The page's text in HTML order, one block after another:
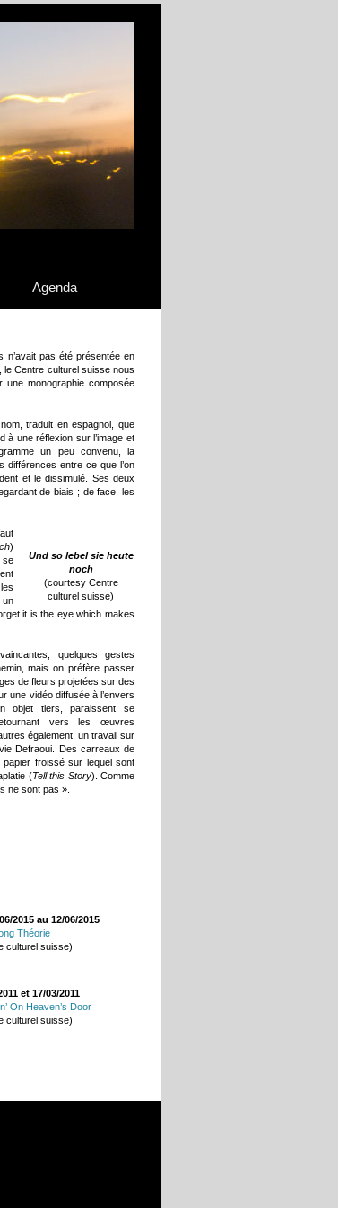
Agenda
pas été présentée en
Centre culturel suisse nous
une monographie composée
traduit en espagnol, que
à une réflexion sur l’image et
un peu convenu, la
entre ce que l’on
et le dissimulé. Ses deux
de biais ; de face, les
Und so lebel sie heute
noch
(courtesy Centre
culturel suisse)
)
se
un
it is the eye which makes
quelques gestes
mais on préfère passer
de fleurs projetées sur des
une vidéo diffusée à l’envers
objet tiers, paraissent se
vers les œuvres
également, un travail sur
Defraoui. Des carreaux de
froissé sur lequel sont
(Tell this Story). Comme
ne sont pas ».
2015 au 12/06/2015
Théorie
culturel suisse)
et 17/03/2011
On Heaven’s Door
culturel suisse)